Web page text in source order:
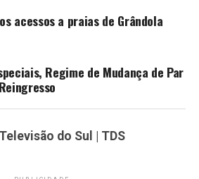
acessos a praias de Grândola
Regime de Mudança de Par
do Sul | TDS